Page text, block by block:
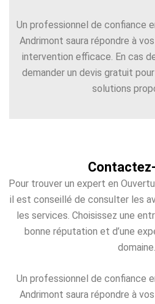
Un professionnel de confiance
Andrimont saura répondre à
intervention efficace. En cas
demander un devis gratuit
solutions
Pour trouver un expert en
il est conseillé de consulter les
les services. Choisissez une
bonne réputation et d’une
domaine.
Un professionnel de confiance
Andrimont saura répondre à